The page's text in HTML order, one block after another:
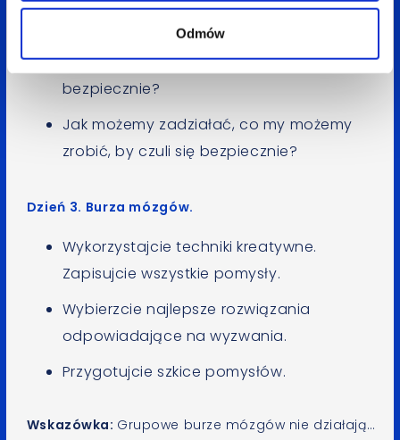
Odmów
nie czują się bezpiecznie.
Co musi się zadziać, by czuli się
bezpiecznie?
Jak możemy zadziałać, co my możemy
zrobić, by czuli się bezpiecznie?
Dzień 3. Burza mózgów.
Wykorzystajcie techniki kreatywne.
Zapisujcie wszystkie pomysły.
Wybierzcie najlepsze rozwiązania
odpowiadające na wyzwania.
Przygotujcie szkice pomysłów.
Wskazówka: Grupowe burze mózgów nie działają…